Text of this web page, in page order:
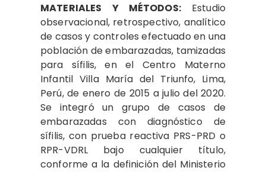
MATERIALES Y MÉTODOS:Estudio
observacional, retrospectivo, analítico
de casos y controles efectuado en una
población de embarazadas, tamizadas
para sífilis, en el Centro Materno
Infantil Villa María del Triunfo, Lima,
Perú, de enero de 2015 a julio del 2020.
Se integró un grupo de casos de
embarazadas con diagnóstico de
sífilis, con prueba reactiva PRS-PRD o
RPR-VDRL bajo cualquier título,
conforme a la definición del Ministerio